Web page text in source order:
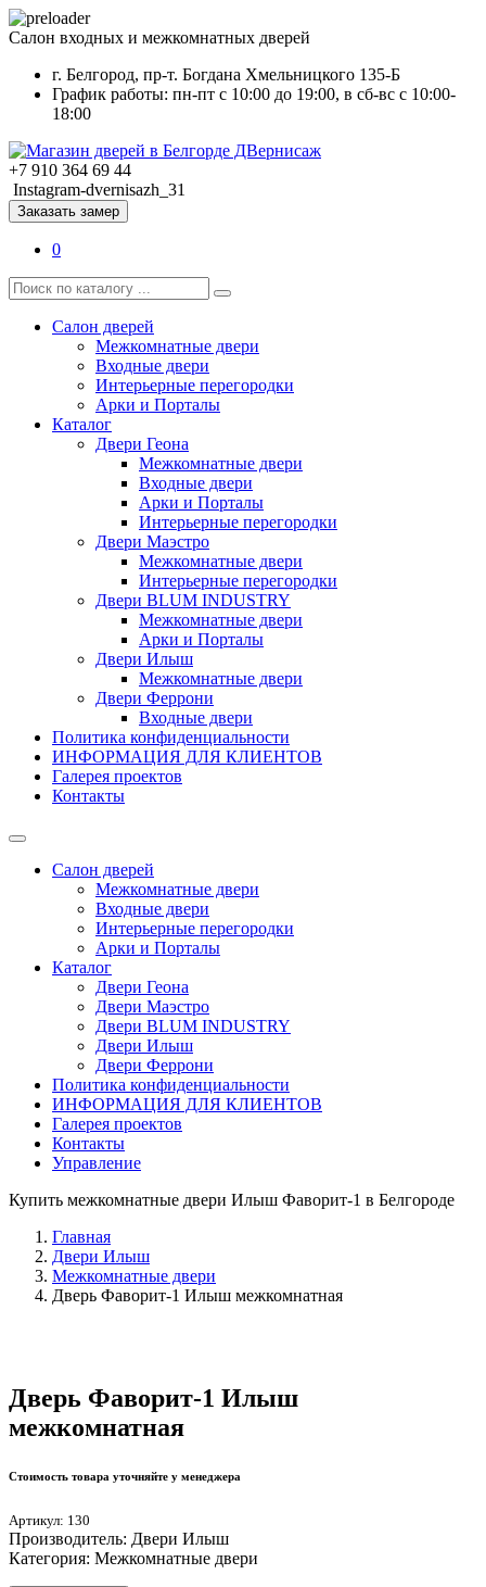
Салон входных и межкомнатных дверей
г. Белгород, пр-т. Богдана Хмельницкого 135-Б
График работы: пн-пт с 10:00 до 19:00, в сб-вс с 10:00-
18:00
+7 910 364 69 44
Instagram-dvernisazh_31
Заказать замер
0
Салон дверей
Межкомнатные двери
Входные двери
Интерьерные перегородки
Арки и Порталы
Каталог
Двери Геона
Межкомнатные двери
Входные двери
Арки и Порталы
Интерьерные перегородки
Двери Маэстро
Межкомнатные двери
Интерьерные перегородки
Двери BLUM INDUSTRY
Межкомнатные двери
Арки и Порталы
Двери Илыш
Межкомнатные двери
Двери Феррони
Входные двери
Политика конфиденциальности
ИНФОРМАЦИЯ ДЛЯ КЛИЕНТОВ
Галерея проектов
Контакты
Салон дверей
Межкомнатные двери
Входные двери
Интерьерные перегородки
Арки и Порталы
Каталог
Двери Геона
Двери Маэстро
Двери BLUM INDUSTRY
Двери Илыш
Двери Феррони
Политика конфиденциальности
ИНФОРМАЦИЯ ДЛЯ КЛИЕНТОВ
Галерея проектов
Контакты
Управление
Купить межкомнатные двери Илыш Фаворит-1 в Белгороде
Главная
Двери Илыш
Межкомнатные двери
Дверь Фаворит-1 Илыш межкомнатная
Дверь Фаворит-1 Илыш
межкомнатная
Стоимость товара уточняйте у менеджера
Артикул: 130
Производитель: Двери Илыш
Категория: Межкомнатные двери